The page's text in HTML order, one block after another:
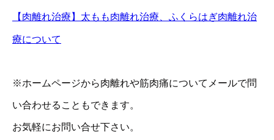
【肉離れ治療】太もも肉離れ治療、ふくらはぎ肉離れ治
療について
※ホームページから肉離れや筋肉痛についてメールで問
い合わせることもできます。
お気軽にお問い合せ下さい。